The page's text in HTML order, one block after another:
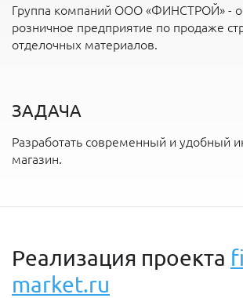
Группа компаний ООО «ФИНСТРОЙ» -
розничное предприятие по продаже
отделочных материалов.
ЗАДАЧА
Разработать современный и удобный
магазин.
Реализация проекта
market.ru